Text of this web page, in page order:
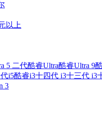
以上
5 二代酷睿Ultra酷睿Ultra 9
i5酷睿i3十四代 i3十三代 i3
3